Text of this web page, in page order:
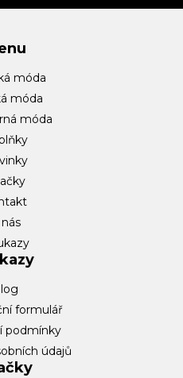
móda
móda
móda
formulář
podmínky
údajů